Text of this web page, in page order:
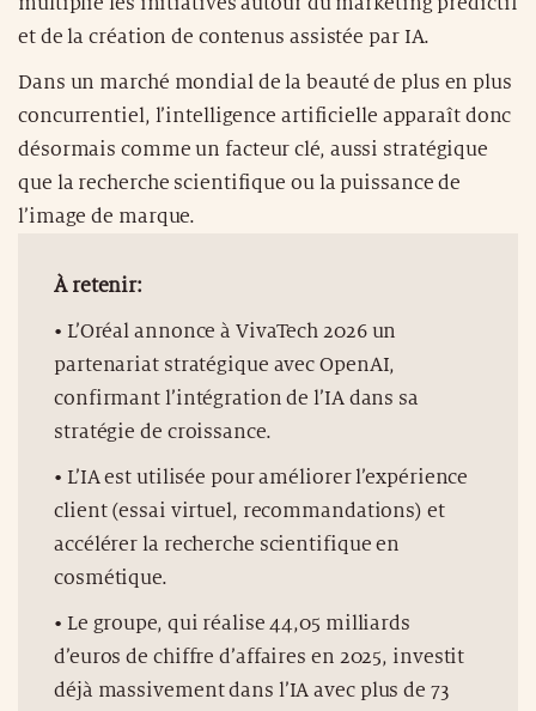
et de la création de contenus assistée par IA.
Dans un marché mondial de la beauté de plus en plus
concurrentiel, l’intelligence artificielle apparaît donc
désormais comme un facteur clé, aussi stratégique
que la recherche scientifique ou la puissance de
l’image de marque.
À retenir:
• L’Oréal annonce à VivaTech 2026 un
partenariat stratégique avec OpenAI,
confirmant l’intégration de l’IA dans sa
stratégie de croissance.
• L’IA est utilisée pour améliorer l’expérience
client (essai virtuel, recommandations) et
accélérer la recherche scientifique en
cosmétique.
• Le groupe, qui réalise 44,05 milliards
d’euros de chiffre d’affaires en 2025, investit
déjà massivement dans l’IA avec plus de 73